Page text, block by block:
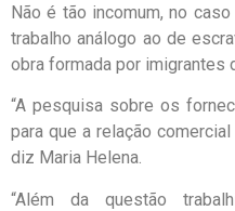
Não é tão incomum, no
trabalho análogo ao de
obra formada por imigrantes
“A pesquisa sobre os
para que a relação
diz Maria Helena.
“Além da questão